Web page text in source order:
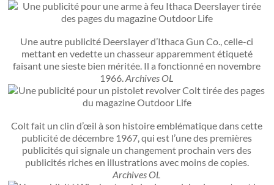
Une autre publicité Deerslayer d’Ithaca Gun Co., celle-ci
mettant en vedette un chasseur apparemment étiqueté
faisant une sieste bien méritée. Il a fonctionné en novembre
1966.Archives OL
Colt fait un clin d’œil à son histoire emblématique dans cette
publicité de décembre 1967, qui est l’une des premières
publicités qui signale un changement prochain vers des
publicités riches en illustrations avec moins de copies.
Archives OL